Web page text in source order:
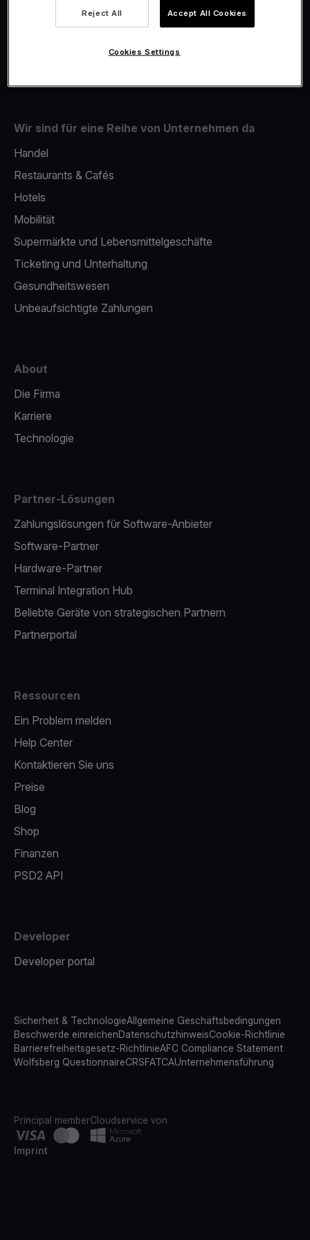
Fiskalisierung
Wir sind für eine Reihe von Unternehmen da
Handel
Restaurants & Cafés
Hotels
Mobilität
Supermärkte und Lebensmittelgeschäfte
Ticketing und Unterhaltung
Gesundheitswesen
Unbeaufsichtigte Zahlungen
About
Die Firma
Karriere
Technologie
Partner-Lösungen
Zahlungslösungen für Software-Anbieter
Software-Partner
Hardware-Partner
Terminal Integration Hub
Beliebte Geräte von strategischen Partnern
Partnerportal
Ressourcen
Ein Problem melden
Help Center
Kontaktieren Sie uns
Preise
Blog
Shop
Finanzen
PSD2 API
Developer
Developer portal
Sicherheit & TechnologieAllgemeine Geschäftsbedingungen
Beschwerde einreichenDatenschutzhinweisCookie-Richtlinie
Barrierefreiheitsgesetz-RichtlinieAFC Compliance Statement
Wolfsberg QuestionnaireCRSFATCAUnternehmensführung
Principal memberCloudservice von
Imprint
Reject All Accept All Cookies
Cookies Settings